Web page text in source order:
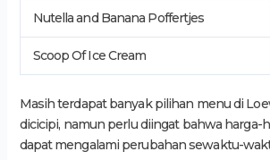
Nutella and Banana Poffertjes
Scoop Of Ice Cream
Masih terdapat banyak pilihan menu di
dicicipi, namun perlu diingat bahwa harga-
dapat mengalami perubahan sewaktu-